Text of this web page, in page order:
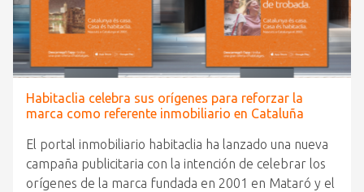
Habitaclia celebra sus orígenes para reforzar la
marca como referente inmobiliario en Cataluña
El portal inmobiliario habitaclia ha lanzado una nueva
campaña publicitaria con la intención de celebrar los
orígenes de la marca fundada en 2001 en Mataró y el